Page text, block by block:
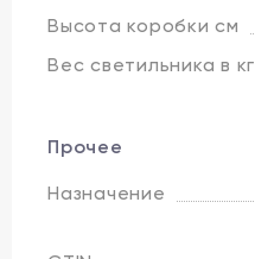
Высота коробки см
Вес светильника в кг
Прочее
Назначение